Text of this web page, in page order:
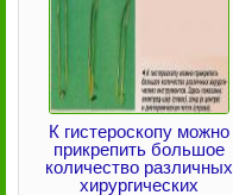
К гистероскопу можно
прикрепить большое
количество различных
хирургических